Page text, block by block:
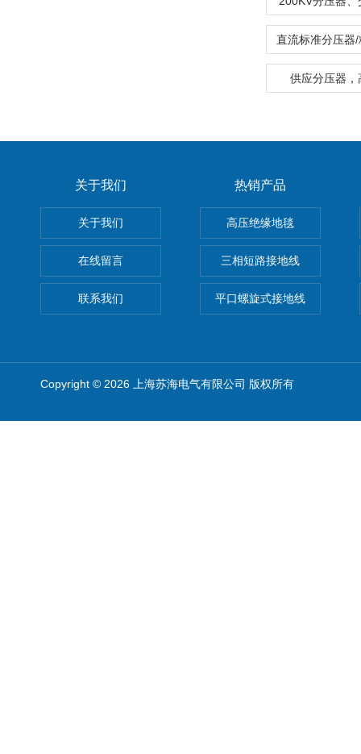
供应分压器，
关于我们
关于我们
在线留言
联系我们
热销产品
高压绝缘地毯
三相短路接地线
平口螺旋式接地线
Copyright © 2026 上海苏海电气有限公司 版权所有